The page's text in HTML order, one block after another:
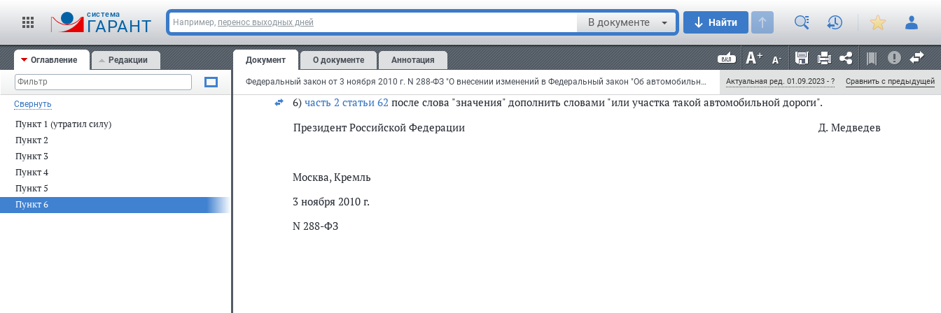
cистема
ГАРАНТ Например, перенос выходных дней В документе Найти
Оглавление Редакции
Свернуть
Пункт 1 (утратил силу)
Пункт 2
Пункт 3
Пункт 4
Пункт 5
Пункт 6
Документ О документе Аннотация
Федеральный закон от 3 ноября 2010 г. N 288-ФЗ "О внесении изменений в Федеральный закон "Об автомобильных дорогах и о дорожной деятельности в Российской Федерации и о внесении изменений в отдельные законодательные акты Российской Федерации" (с изменениями и дополнениями) Актуальная ред. 01.09.2023 - ? Сравнить с предыдущей
а)пункт 3после слова "значения" дополнить словами ", участков указанных автомобильных дорог";
б)пункт 4дополнить словами ", платным участкам указанных автомобильных дорог";
5)
пункт 1 статьи 28после слов "платных автомобильных дорог" дополнить словами ", платных участков
автомобильных дорог";
6) часть 2 статьи 62 после слова "значения" дополнить словами "или участка такой автомобильной дороги".
Президент Российской Федерации
Д. Медведев
Москва, Кремль
3 ноября 2010 г.
N 288-ФЗ